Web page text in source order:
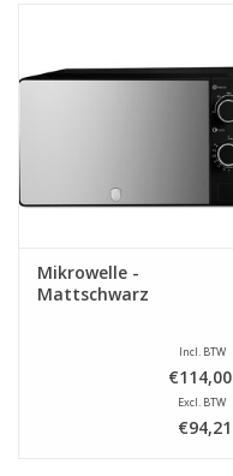
Rohstoffe & Präsentation
Mikrowelle -
Mattschwarz
Incl. BTW
€114,00
Excl. BTW
€94,21